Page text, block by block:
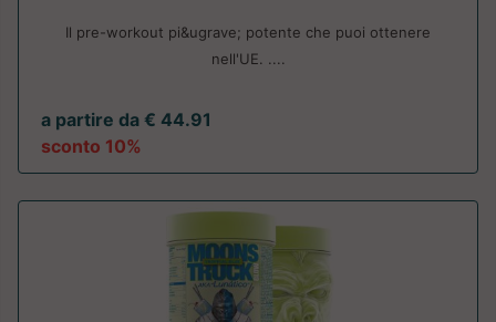
Il pre-workout pi&ugrave; potente che puoi ottenere
nell'UE. ....
a partire da € 44.91
sconto 10%